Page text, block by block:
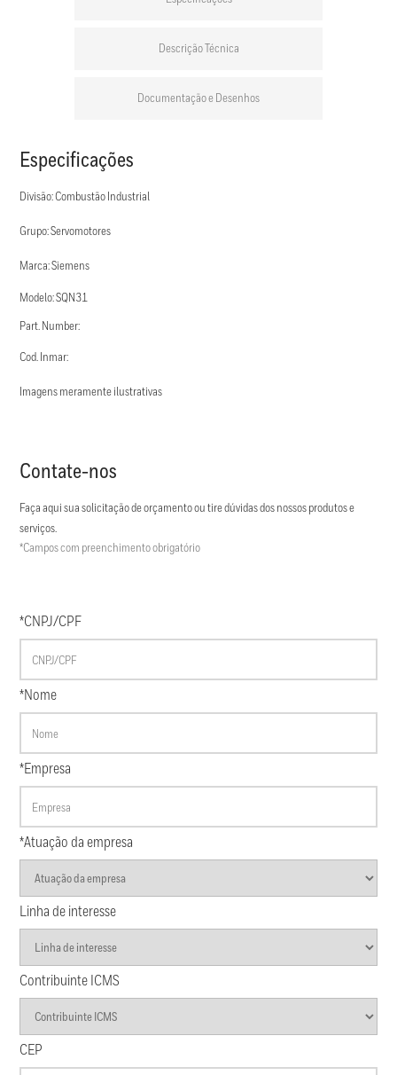
Descrição Técnica
Documentação e Desenhos
Especificações
Divisão: Combustão Industrial
Grupo: Servomotores
Marca: Siemens
Modelo: SQN31
Part. Number:
Cod. Inmar:
Imagens meramente ilustrativas
Contate-nos
Faça aqui sua solicitação de orçamento ou tire dúvidas dos nossos produtos e
serviços.
*Campos com preenchimento obrigatório
*CNPJ/CPF
*Nome
*Empresa
*Atuação da empresa
Linha de interesse
Contribuinte ICMS
CEP